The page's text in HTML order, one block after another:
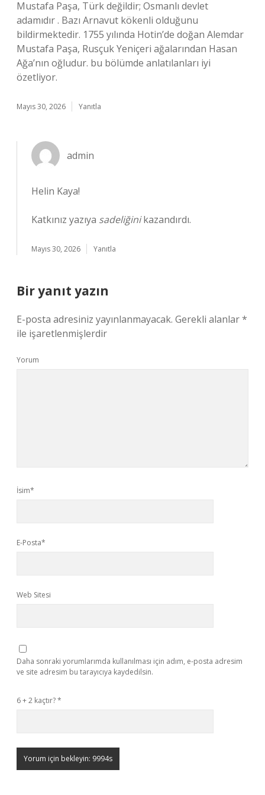
Mustafa Paşa, Türk değildir; Osmanlı devlet
adamıdır . Bazı Arnavut kökenli olduğunu
bildirmektedir. 1755 yılında Hotin’de doğan Alemdar
Mustafa Paşa, Rusçuk Yeniçeri ağalarından Hasan
Ağa’nın oğludur. bu bölümde anlatılanları iyi
özetliyor.
Mayıs 30, 2026 Yanıtla
admin
Helin Kaya!
Katkınız yazıya sadeliğinikazandırdı.
Mayıs 30, 2026 Yanıtla
Bir yanıt yazın
E-posta adresiniz yayınlanmayacak. Gerekli alanlar*
ile işaretlenmişlerdir
Yorum
İsim*
E-Posta*
Web Sitesi
Daha sonraki yorumlarımda kullanılması için adım, e-posta adresim
ve site adresim bu tarayıcıya kaydedilsin.
6 + 2 kaçtır?*